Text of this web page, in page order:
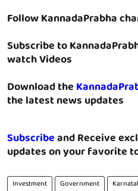
Follow KannadaPrabha
Subscribe to
watch Videos
Download the
the latest news updates
Subscribeand Receive
updates on your favorite
Investment Government